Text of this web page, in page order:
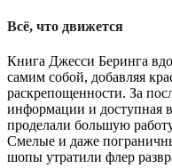
Всё, что движется
Книга Джесси Беринга
самим собой, добавляя
раскрепощенности. За
информации и доступная
проделали большую
Смелые и даже
шопы утратили флер